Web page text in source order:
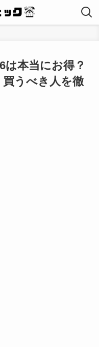
は本当にお得？
うべき人を徹